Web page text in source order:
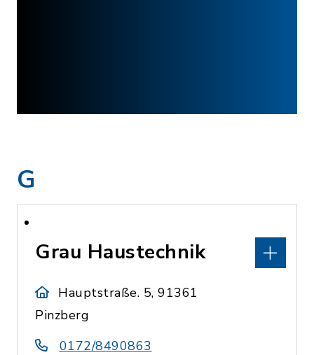
G
Grau Haustechnik
Hauptstraße. 5, 91361
Pinzberg
0172/8490863